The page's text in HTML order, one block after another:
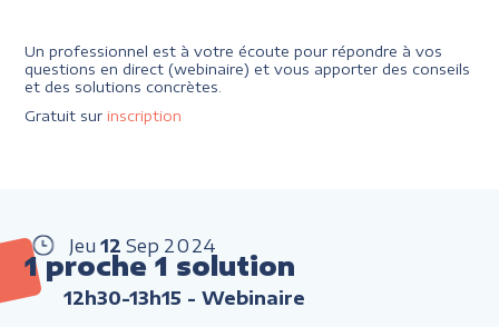
Un professionnel est à votre écoute pour répondre à vos
questions en direct (webinaire) et vous apporter des conseils
et des solutions concrètes.
Gratuit sur inscription
Jeu 12 Sep 2024
1 proche 1 solution
12h30-13h15 - Webinaire